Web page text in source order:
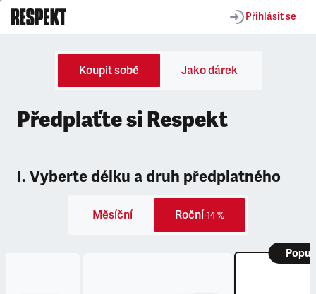
Přihlásit se
Koupit sobě Jako dárek
Předplaťte si Respekt
I. Vyberte délku a druh předplatného
Měsíční Roční-14 %